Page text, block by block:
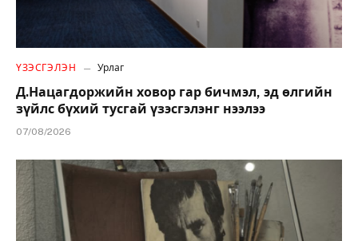
ҮЗЭСГЭЛЭН Урлаг
Д.Нацагдоржийн ховор гар бичмэл, эд өлгийн
зүйлс бүхий тусгай үзэсгэлэнг нээлээ
07/08/2026